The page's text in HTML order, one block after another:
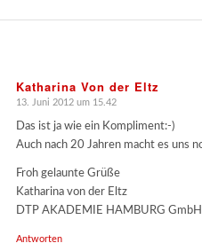
Katharina Von der Eltz
sagte:
13. Juni 2012 um 15.42
Das ist ja wie ein Kompliment:-)
Auch nach 20 Jahren macht es uns
Froh gelaunte Grüße
Katharina von der Eltz
DTP AKADEMIE HAMBURG GmbH
Antworten